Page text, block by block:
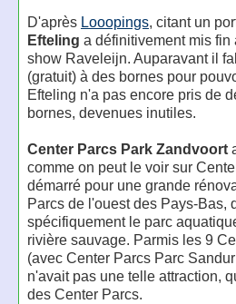
D'après Looopings, citant un
Efteling a définitivement mis
show Raveleijn. Auparavant il
(gratuit) à des bornes pour
Efteling n'a pas encore pris de
bornes, devenues inutiles.
Center Parcs Park Zandvoort
comme on peut le voir sur
démarré pour une grande
Parcs de l'ouest des Pays-Bas,
spécifiquement le parc
rivière sauvage. Parmis les 9
(avec Center Parcs Parc
n'avait pas une telle attraction,
des Center Parcs.